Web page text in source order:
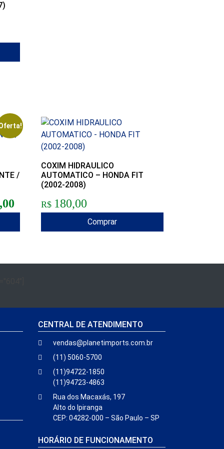
/
R$150,00.
O preço atual é: R$120,00.
COXIM HIDRAULICO
AUTOMATICO – HONDA FIT
(2002-2008)
R$ 180,00
Comprar
CENTRAL DE ATENDIMENTO
vendas@planetimports.com.br
(11) 5060-5700
(11)94722-1850
(11)94723-4863
Rua dos Macaxás, 197
Alto do Ipiranga
CEP: 04282-000 – São Paulo – SP
HORÁRIO DE FUNCIONAMENTO